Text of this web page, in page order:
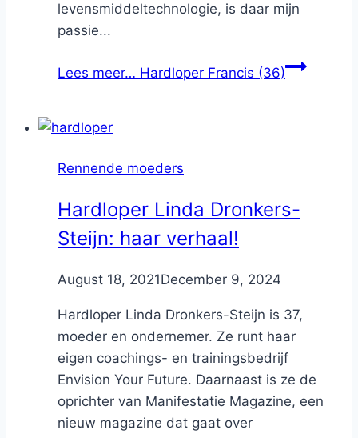
levensmiddeltechnologie, is daar mijn
passie...
Lees meer… Hardloper Francis (36)
Rennende moeders
Hardloper Linda Dronkers-
Steijn: haar verhaal!
ByNicole
August 18, 2021December 9, 2024
Hardloper Linda Dronkers-Steijn is 37,
moeder en ondernemer. Ze runt haar
eigen coachings- en trainingsbedrijf
Envision Your Future. Daarnaast is ze de
oprichter van Manifestatie Magazine, een
nieuw magazine dat gaat over